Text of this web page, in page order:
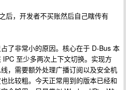
后，开发者不买账然后自己瞎传有
了非常小的原因。核心在于 D-Bus 本
至少多两次上下文切换。实现方
，需要额外处理广播订阅以及安全机
比较粗。今天正常用到的版本已经和